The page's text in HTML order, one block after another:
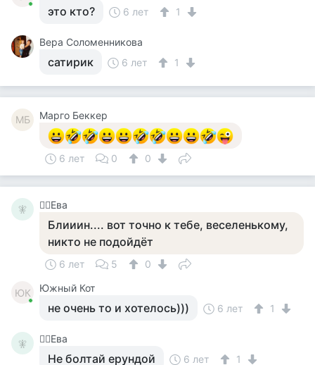
это кто? 6 лет 1
Вера Соломенникова
сатирик 6 лет 1
MБ Mарго Беккер
6 лет 0 0
🧚‍ 🧚‍♀️Ева
Блииин.... вот точно к тебе, веселенькому,
никто не подойдёт
6 лет 5 0
ЮК Южный Кот
не очень то и хотелось))) 6 лет 1
🧚‍ 🧚‍♀️Ева
Не болтай ерундой 6 лет 1